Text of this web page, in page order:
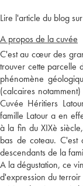
Lire l'article du blog
A propos de la cuvée
C'est au cœur des
trouver cette parcelle
phénomène
(calcaires
Cuvée Héritiers
famille Latour a en
à la fin du XIXè
bas de coteau.
descendants de la
A la dégustation, ce
d'expression du